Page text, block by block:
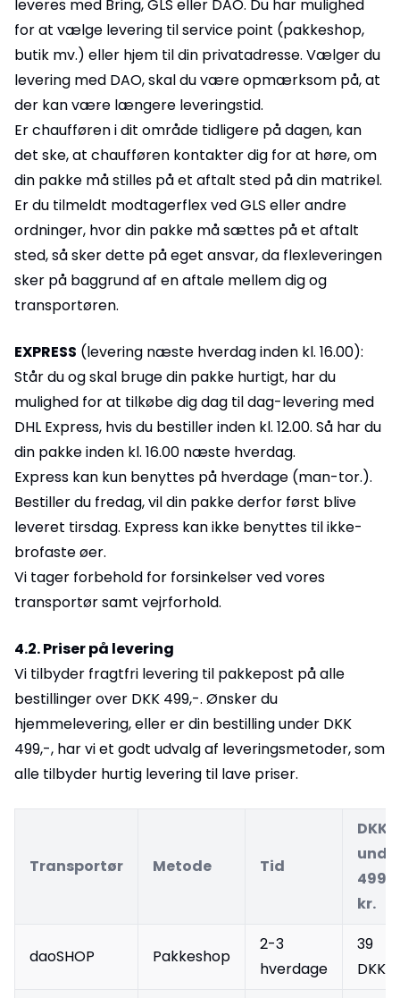
leveres med Bring, GLS eller DAO. Du har mulighed
for at vælge levering til service point (pakkeshop,
butik mv.) eller hjem til din privatadresse. Vælger du
levering med DAO, skal du være opmærksom på, at
der kan være længere leveringstid.
Er chaufføren i dit område tidligere på dagen, kan
det ske, at chaufføren kontakter dig for at høre, om
din pakke må stilles på et aftalt sted på din matrikel.
Er du tilmeldt modtagerflex ved GLS eller andre
ordninger, hvor din pakke må sættes på et aftalt
sted, så sker dette på eget ansvar, da flexleveringen
sker på baggrund af en aftale mellem dig og
transportøren.
EXPRESS (levering næste hverdag inden kl. 16.00):
Står du og skal bruge din pakke hurtigt, har du
mulighed for at tilkøbe dig dag til dag-levering med
DHL Express, hvis du bestiller inden kl. 12.00. Så har du
din pakke inden kl. 16.00 næste hverdag.
Express kan kun benyttes på hverdage (man-tor.).
Bestiller du fredag, vil din pakke derfor først blive
leveret tirsdag. Express kan ikke benyttes til ikke-
brofaste øer.
Vi tager forbehold for forsinkelser ved vores
transportør samt vejrforhold.
4.2. Priser på levering
Vi tilbyder fragtfri levering til pakkepost på alle
bestillinger over DKK 499,-. Ønsker du
hjemmelevering, eller er din bestilling under DKK
499,-, har vi et godt udvalg af leveringsmetoder, som
alle tilbyder hurtig levering til lave priser.
Transportør Metode Tid
DKK.
499
kr.
daoSHOP Pakkeshop
2-3
hverdage
39
DKK